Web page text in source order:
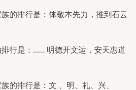
的排行是：体敬本先力，推到石云
行是：...... 明德开文运，安天惠道
的排行是：文 、明、礼、兴、